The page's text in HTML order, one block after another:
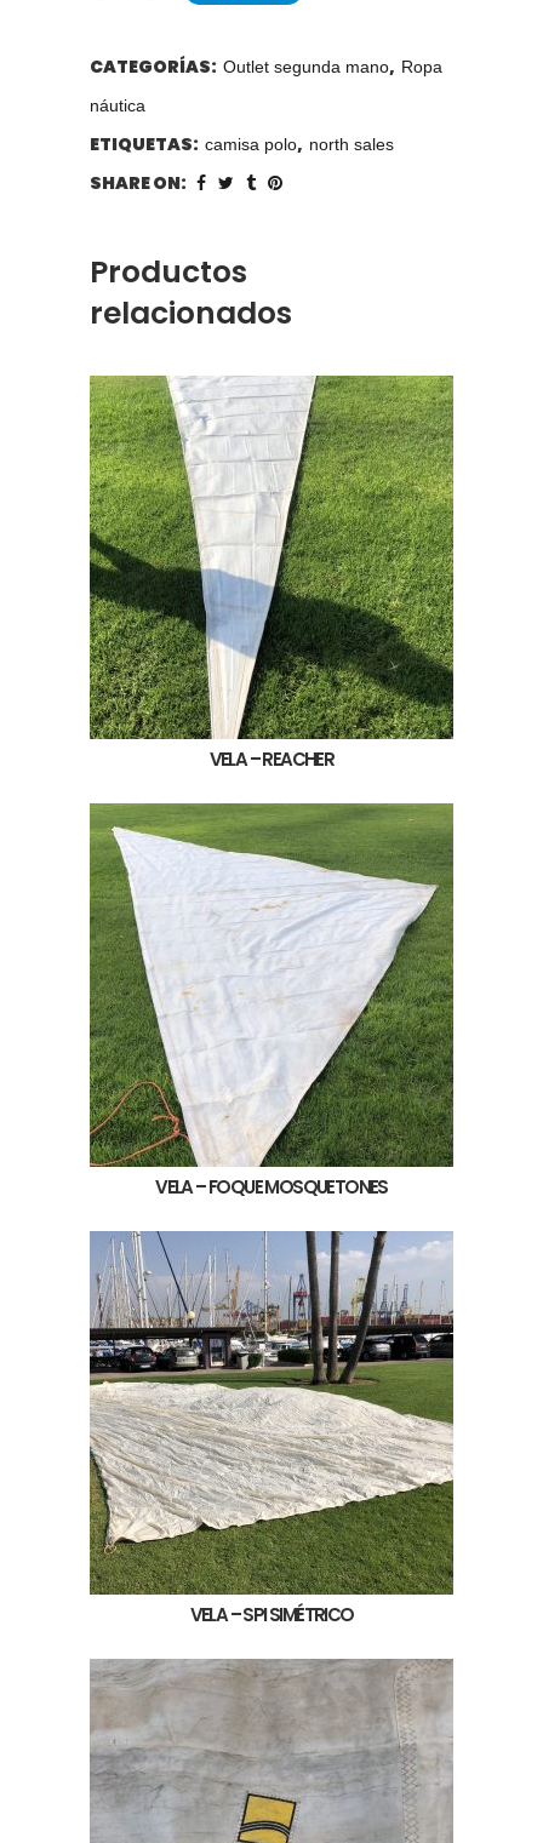
CATEGORÍAS: Outlet segunda mano, Ropa
náutica
ETIQUETAS: camisa polo, north sales
SHARE ON:
Productos
relacionados
VELA – REACHER
VELA – FOQUE MOSQUETONES
VELA – SPI SIMÉTRICO